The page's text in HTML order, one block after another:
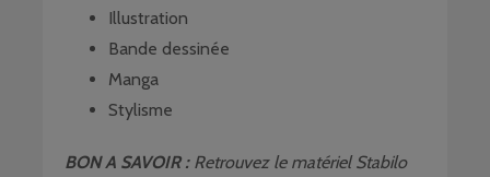
Illustration
Bande dessinée
Manga
Stylisme
BON A SAVOIR :Retrouvez le matériel Stabilo